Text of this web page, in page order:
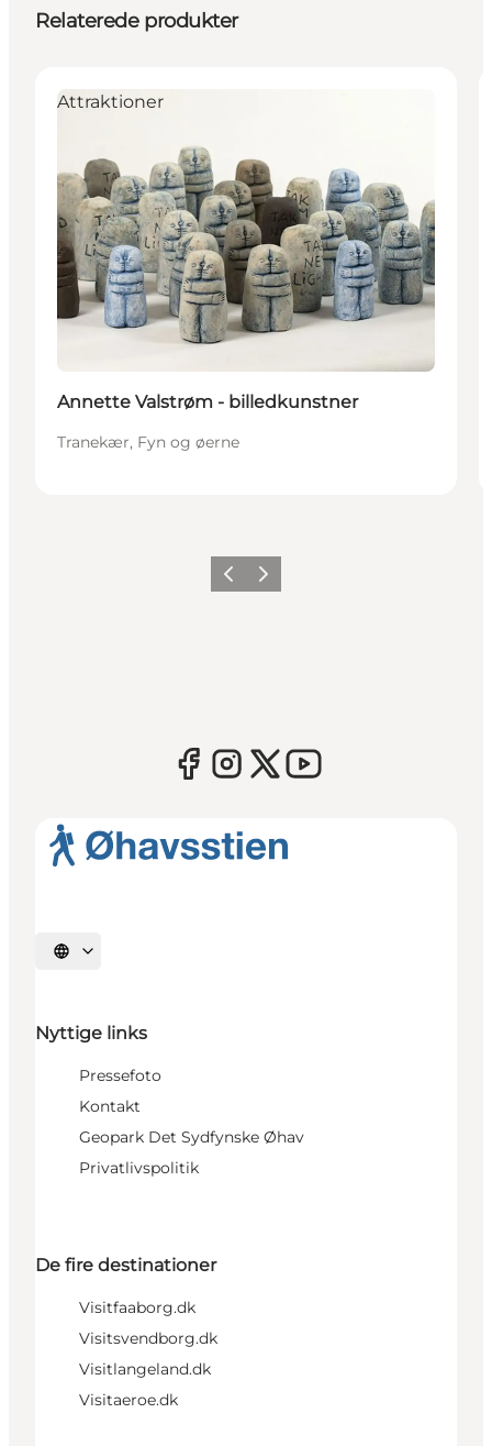
Relaterede produkter
Attraktioner
Annette Valstrøm - billedkunstner
Tranekær, Fyn og øerne
ForrigeNæste
Vælg sprog
Nyttige links
Pressefoto
Kontakt
Geopark Det Sydfynske Øhav
Privatlivspolitik
De fire destinationer
Visitfaaborg.dk
Visitsvendborg.dk
Visitlangeland.dk
Visitaeroe.dk